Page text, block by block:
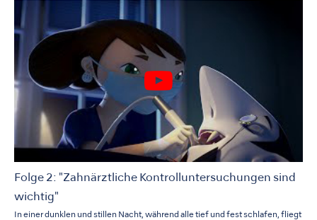
Folge 2: "Zahnärztliche Kontrolluntersuchungen sind
wichtig"
In einer dunklen und stillen Nacht, während alle tief und fest schlafen, fliegt